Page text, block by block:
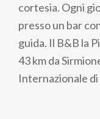
cortesia. Ogni
presso un bar
guida. Il B&B la
43 km da
Internazionale di